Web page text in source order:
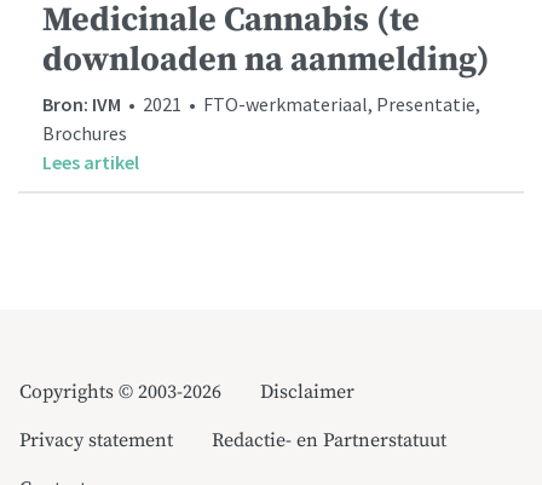
Medicinale Cannabis (te
downloaden na aanmelding)
Bron: IVM • 2021 • FTO-werkmateriaal, Presentatie,
Brochures
Lees artikel
Copyrights © 2003-2026
Disclaimer
Privacy statement
Redactie- en Partnerstatuut